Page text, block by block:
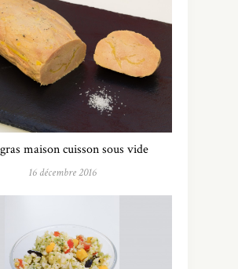
maison cuisson sous vide
16 décembre 2016